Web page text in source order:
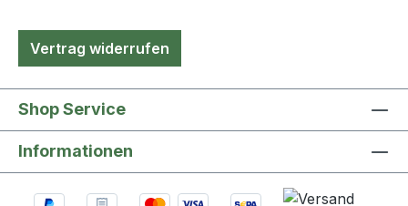
Vertrag widerrufen
Shop Service
Informationen